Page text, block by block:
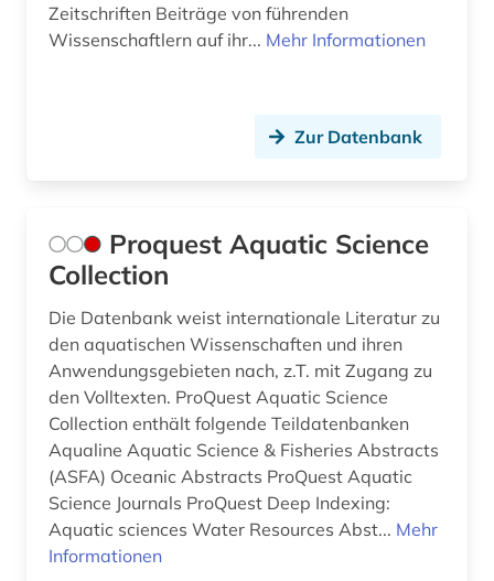
Zeitschriften Beiträge von führenden
Wissenschaftlern auf ihr... Mehr Informationen
Zur Datenbank
Proquest Aquatic Science
Collection
Die Datenbank weist internationale Literatur zu
den aquatischen Wissenschaften und ihren
Anwendungsgebieten nach, z.T. mit Zugang zu
den Volltexten. ProQuest Aquatic Science
Collection enthält folgende Teildatenbanken
Aqualine Aquatic Science & Fisheries Abstracts
(ASFA) Oceanic Abstracts ProQuest Aquatic
Science Journals ProQuest Deep Indexing:
Aquatic sciences Water Resources Abst... Mehr
Informationen